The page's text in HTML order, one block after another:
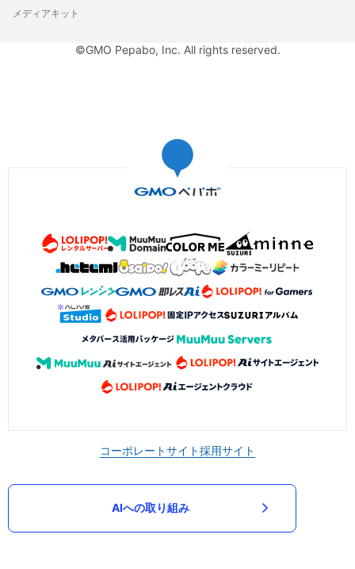
メディアキット
©GMO Pepabo, Inc. All rights reserved.
コーポレートサイト採用サイト
AIへの取り組み